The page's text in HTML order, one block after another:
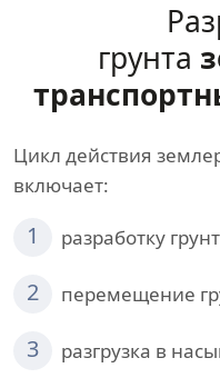
грунта
Цикл действия
включает:
1 разработку
2 перемещение
3 разгрузка в